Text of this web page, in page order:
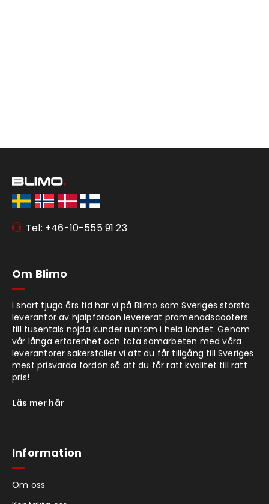
Tel: +46-10-555 91 23
Om Blimo
I snart tjugo års tid har vi på Blimo som Sveriges största
leverantör av hjälpfordon levererat promenadscooters
till tusentals nöjda kunder runtom i hela landet. Genom
vår långa erfarenhet och täta samarbeten med våra
leverantörer säkerställer vi att du får tillgång till Sveriges
mest prisvärda fordon så att du får rätt kvalitet till rätt
pris!
Läs mer här
Information
Om oss